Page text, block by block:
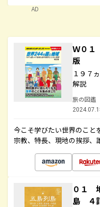
AD
Ｗ０
版
１９７
解説
旅の図鑑
今こそ学びたい世界のこと
宗教、特長、現地の挨拶、
０１
島 ４